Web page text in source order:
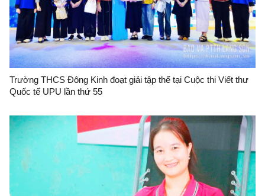
Trường THCS Đông Kinh đoạt giải tập thể tại Cuộc thi Viết thư
Quốc tế UPU lần thứ 55